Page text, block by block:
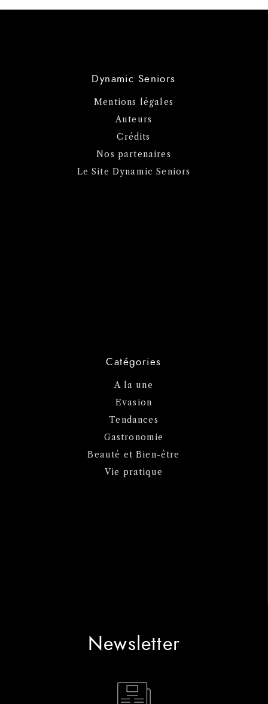
Dynamic Seniors
Mentions légales
Auteurs
Crédits
Nos partenaires
Le Site Dynamic Seniors
Catégories
A la une
Evasion
Tendances
Gastronomie
Beauté et Bien-être
Vie pratique
Newsletter